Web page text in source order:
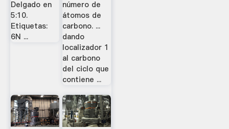
Delgado en
5:10.
Etiquetas:
6N ...
número de
átomos de
carbono. ...
dando
localizador 1
al carbono
del ciclo que
contiene ...